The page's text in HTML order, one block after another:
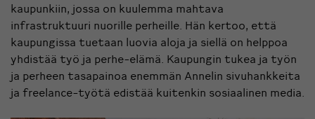
kaupunkiin, jossa on kuulemma mahtava
infrastruktuuri nuorille perheille. Hän kertoo, että
kaupungissa tuetaan luovia aloja ja siellä on helppoa
yhdistää työ ja perhe-elämä. Kaupungin tukea ja työn
ja perheen tasapainoa enemmän Annelin sivuhankkeita
ja freelance-työtä edistää kuitenkin sosiaalinen media.